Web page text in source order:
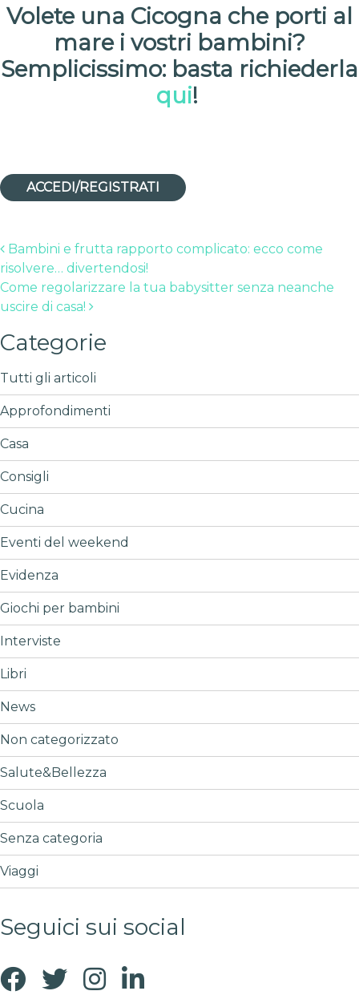
Volete una Cicogna che porti al
mare i vostri bambini?
Semplicissimo: basta richiederla
qui!
ACCEDI/REGISTRATI
Post navigation
Bambini e frutta rapporto complicato: ecco come
risolvere… divertendosi!
Come regolarizzare la tua babysitter senza neanche
uscire di casa!
Categorie
Tutti gli articoli
Approfondimenti
Casa
Consigli
Cucina
Eventi del weekend
Evidenza
Giochi per bambini
Interviste
Libri
News
Non categorizzato
Salute&Bellezza
Scuola
Senza categoria
Viaggi
Seguici sui social